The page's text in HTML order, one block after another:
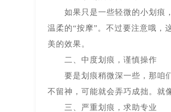
如果只是一些轻微的小划痕，
温柔的“按摩”。不过要注意哦，
美的效果。
二、中度划痕，谨慎操作
要是划痕稍微深一些，那咱们
不留神，可能就会弄巧成拙。就
三、严重划痕，求助专业